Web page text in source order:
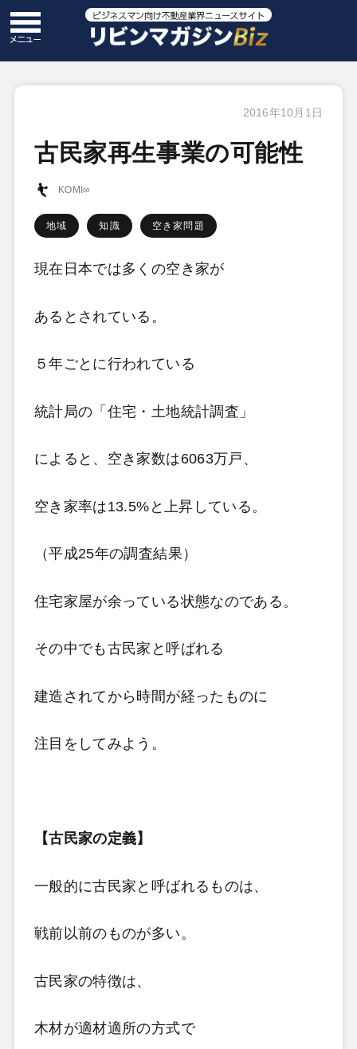
2016年10月1日
古民家再生事業の可能性
KOMI∞
地域 知識 空き家問題
現在日本では多くの空き家が
あるとされている。
５年ごとに行われている
統計局の「住宅・土地統計調査」
によると、空き家数は6063万戸、
空き家率は13.5%と上昇している。
（平成25年の調査結果）
住宅家屋が余っている状態なのである。
その中でも古民家と呼ばれる
建造されてから時間が経ったものに
注目をしてみよう。
【古民家の定義】
一般的に古民家と呼ばれるものは、
戦前以前のものが多い。
古民家の特徴は、
木材が適材適所の方式で